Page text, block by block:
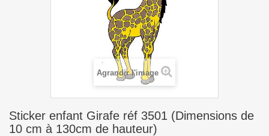
Agrandir l'image
Sticker enfant Girafe réf 3501 (Dimensions de
10 cm à 130cm de hauteur)